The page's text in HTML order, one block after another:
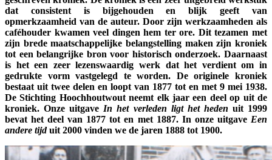
dat consistent is bijgehouden en blijk geeft van
opmerkzaamheid van de auteur. Door zijn werkzaamheden als
caféhouder kwamen veel dingen hem ter ore. Dit tezamen met
zijn brede maatschappelijke belangstelling maken zijn kroniek
tot een belangrijke bron voor historisch onderzoek. Daarnaast
is het een zeer lezenswaardig werk dat het verdient om in
gedrukte vorm vastgelegd te worden. De originele kroniek
bestaat uit twee delen en loopt van 1877 tot en met 9 mei 1938.
De Stichting Hoochhoutwout neemt elk jaar een deel op uit de
kroniek. Onze uitgave In het verleden ligt het heden uit 1999
bevat het deel van 1877 tot en met 1887. In onze uitgave Een
andere tijduit 2000 vinden we de jaren 1888 tot 1900.